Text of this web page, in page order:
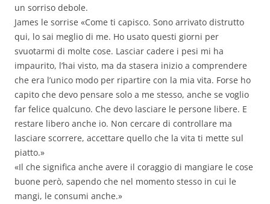
un sorriso debole.
James le sorrise «Come ti capisco. Sono arrivato distrutto
qui, lo sai meglio di me. Ho usato questi giorni per
svuotarmi di molte cose. Lasciar cadere i pesi mi ha
impaurito, l’hai visto, ma da stasera inizio a comprendere
che era l’unico modo per ripartire con la mia vita. Forse ho
capito che devo pensare solo a me stesso, anche se voglio
far felice qualcuno. Che devo lasciare le persone libere. E
restare libero anche io. Non cercare di controllare ma
lasciare scorrere, accettare quello che la vita ti mette sul
piatto.»
«Il che significa anche avere il coraggio di mangiare le cose
buone però, sapendo che nel momento stesso in cui le
mangi, le consumi anche.»